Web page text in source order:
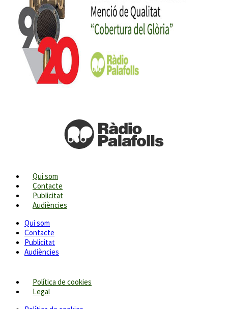
Qui som
Contacte
Publicitat
Audiències
Qui som
Contacte
Publicitat
Audiències
Política de cookies
Legal